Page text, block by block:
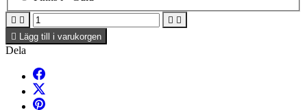
   
 Lägg till i varukorgen
Dela